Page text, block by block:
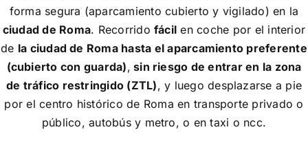
forma segura (aparcamiento cubierto y vigilado) en la
ciudad de Roma. Recorridofácil en coche por el interior
de la ciudad de Roma hasta el aparcamiento preferente
(cubierto con guarda), sin riesgo de entrar en la zona
de tráfico restringido (ZTL), y luego desplazarse a pie
por el centro histórico de Roma en transporte privado o
público, autobús y metro, o en taxi o ncc.